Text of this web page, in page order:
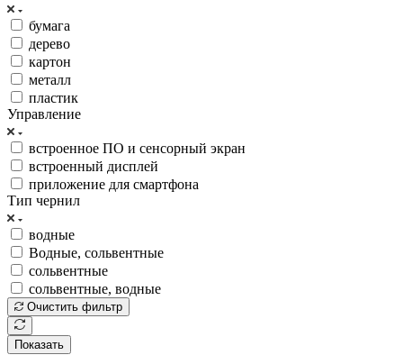
бумага
дерево
картон
металл
пластик
Управление
встроенное ПО и сенсорный экран
встроенный дисплей
приложение для смартфона
Тип чернил
водные
Водные, сольвентные
сольвентные
сольвентные, водные
Очистить фильтр
Показать